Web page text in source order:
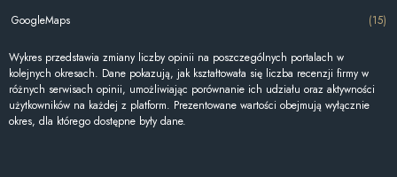
GoogleMaps (15)
Wykres przedstawia zmiany liczby opinii na poszczególnych portalach w
kolejnych okresach. Dane pokazują, jak kształtowała się liczba recenzji firmy w
różnych serwisach opinii, umożliwiając porównanie ich udziału oraz aktywności
użytkowników na każdej z platform. Prezentowane wartości obejmują wyłącznie
okres, dla którego dostępne były dane.